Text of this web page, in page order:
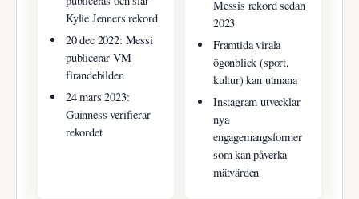
Kylie Jenners rekord
20 dec 2022: Messi
publicerar VM-
firandebilden
24 mars 2023:
Guinness verifierar
rekordet
Messis rekord sedan
2023
Framtida virala
ögonblick (sport,
kultur) kan utmana
Instagram utvecklar
nya
engagemangsformer
som kan påverka
mätvärden